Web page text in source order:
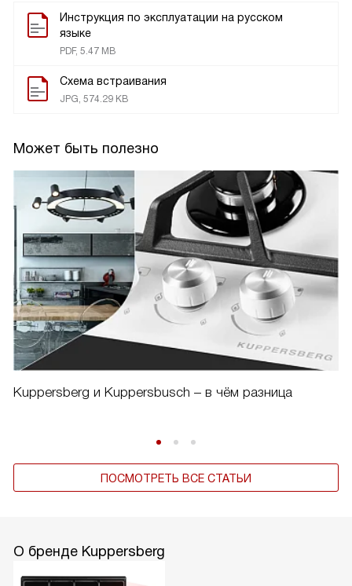
Инструкция по эксплуатации на русском
языке
PDF, 5.47 MB
Схема встраивания
JPG, 574.29 KB
Может быть полезно
Kuppersberg и Kuppersbusch – в чём разница
ПОСМОТРЕТЬ ВСЕ СТАТЬИ
О бренде Kuppersberg